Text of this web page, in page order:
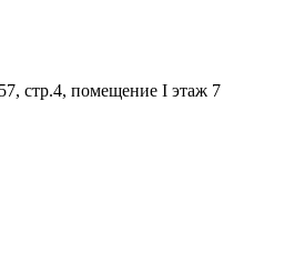
стр.4, помещение I этаж 7